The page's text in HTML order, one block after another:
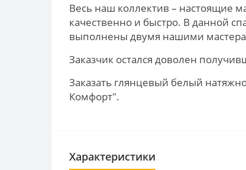
Весь наш коллектив – настоящие
качественно и быстро. В данной
выполнены двумя нашими
Заказчик остался доволен
Заказать глянцевый белый
Комфорт".
Характеристики